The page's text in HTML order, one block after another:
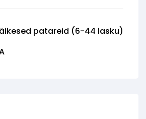
patareid (6-44 lasku)